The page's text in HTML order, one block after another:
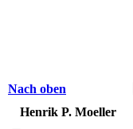
Nach oben
Henrik P. Moeller